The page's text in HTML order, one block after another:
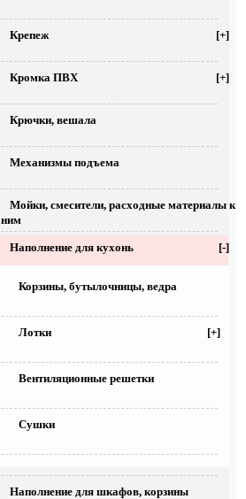
Крепеж [+]
Кромка ПВХ [+]
Крючки, вешала
Механизмы подъема
Мойки, смесители, расходные материалы к
ним
Наполнение для кухонь [-]
Корзины, бутылочницы, ведра
Лотки [+]
Вентиляционные решетки
Сушки
Наполнение для шкафов, корзины